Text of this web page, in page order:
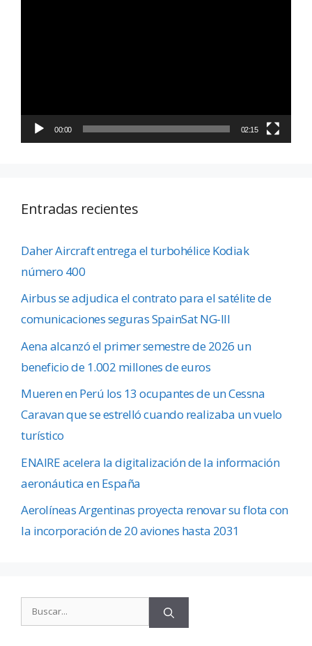
00:00 02:15
Entradas recientes
Daher Aircraft entrega el turbohélice Kodiak
número 400
Airbus se adjudica el contrato para el satélite de
comunicaciones seguras SpainSat NG-III
Aena alcanzó el primer semestre de 2026 un
beneficio de 1.002 millones de euros
Mueren en Perú los 13 ocupantes de un Cessna
Caravan que se estrelló cuando realizaba un vuelo
turístico
ENAIRE acelera la digitalización de la información
aeronáutica en España
Aerolíneas Argentinas proyecta renovar su flota con
la incorporación de 20 aviones hasta 2031